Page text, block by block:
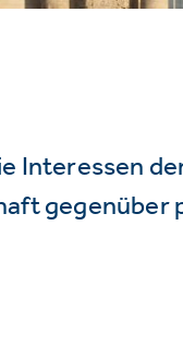
Interessen
gegenüber